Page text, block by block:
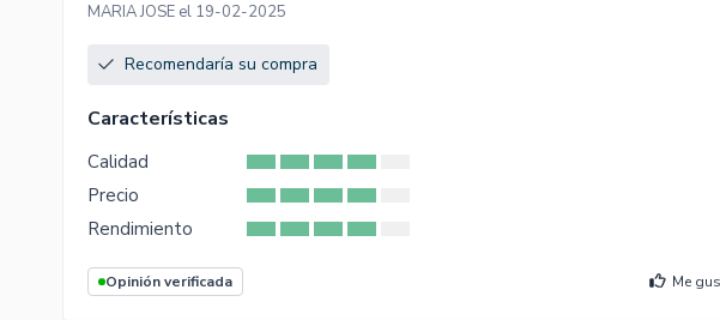
MARIA JOSE el 19-02-2025
Recomendaría su compra
Características
Calidad
Precio
Rendimiento
Opinión verificada Me